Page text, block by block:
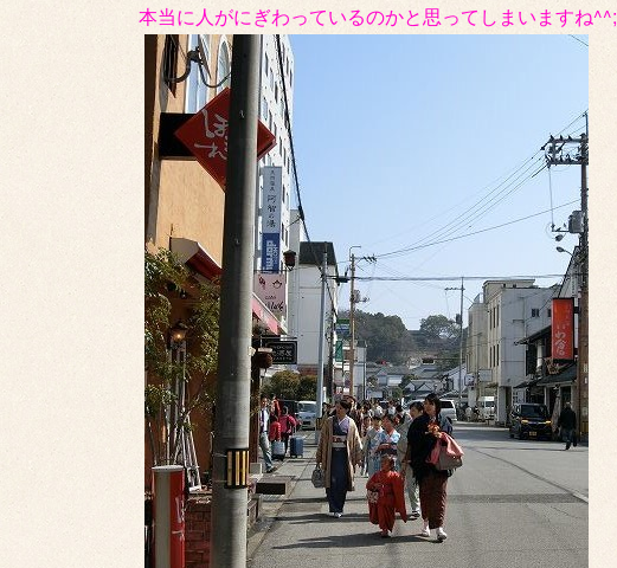
本当に人がにぎわっているのかと思ってしまいますね^^;